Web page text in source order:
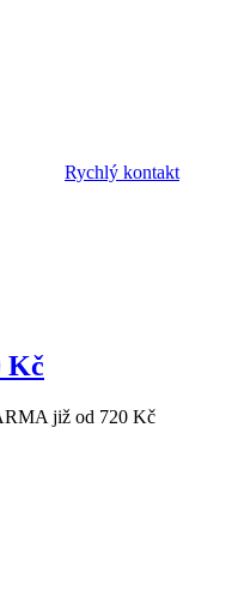
Rychlý kontakt
Kč
již od 720 Kč